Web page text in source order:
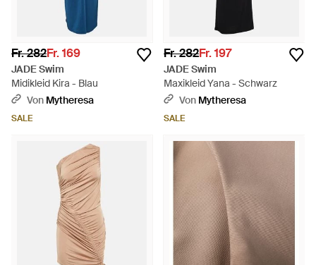
Fr. 282Fr. 169
JADE Swim
Midikleid Kira - Blau
Von Mytheresa
SALE
Fr. 282Fr. 197
JADE Swim
Maxikleid Yana - Schwarz
Von Mytheresa
SALE